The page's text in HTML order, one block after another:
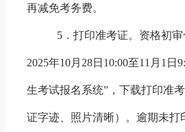
再减免考务费。
5 ．打印准考证。资格初
2025年10月 28日 10:00至11 月 1 日
生考试报名系统”，下载打印准
证字迹、照片清晰）。逾期未打